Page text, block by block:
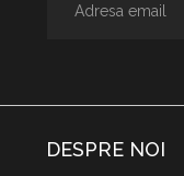
DESPRE NOI